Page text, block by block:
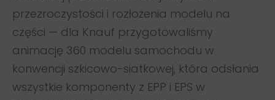
przezroczystości i rozłożenia modelu na
części — dla Knauf przygotowaliśmy
animację 360 modelu samochodu w
konwencji szkicowo-siatkowej, która odsłania
wszystkie komponenty z EPP i EPS w